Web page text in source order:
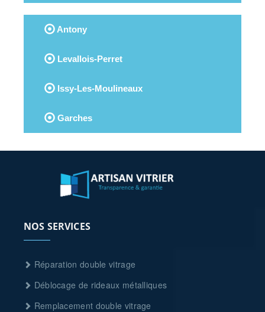
Antony
Levallois-Perret
Issy-Les-Moulineaux
Garches
NOS SERVICES
Réparation double vitrage
Déblocage de rideaux métalliques
Remplacement double vitrage